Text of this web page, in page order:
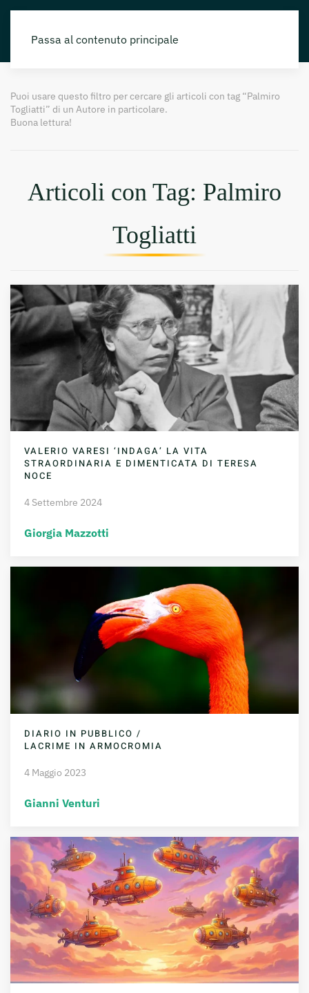
Passa al contenuto principale
Puoi usare questo filtro per cercare gli articoli con tag “Palmiro
Togliatti” di un Autore in particolare.
Buona lettura!
Articoli con Tag: Palmiro
Togliatti
VALERIO VARESI ‘INDAGA’ LA VITA
STRAORDINARIA E DIMENTICATA DI TERESA
NOCE
4 Settembre 2024
Giorgia Mazzotti
DIARIO IN PUBBLICO /
LACRIME IN ARMOCROMIA
4 Maggio 2023
Gianni Venturi